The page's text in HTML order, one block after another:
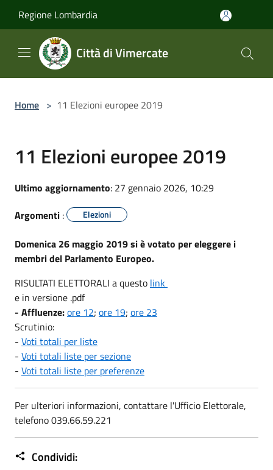
Regione Lombardia
Città di Vimercate
Home > 11 Elezioni europee 2019
11 Elezioni europee 2019
Ultimo aggiornamento: 27 gennaio 2026, 10:29
Argomenti : Elezioni
Domenica 26 maggio 2019 si è votato per eleggere i
membri del Parlamento Europeo.
RISULTATI ELETTORALI a questo link
e in versione .pdf
- Affluenze:ore 12; ore 19; ore 23
Scrutinio:
- Voti totali per liste
- Voti totali liste per sezione
- Voti totali liste per preferenze
Per ulteriori informazioni, contattare l'Ufficio Elettorale,
telefono 039.66.59.221
Condividi: